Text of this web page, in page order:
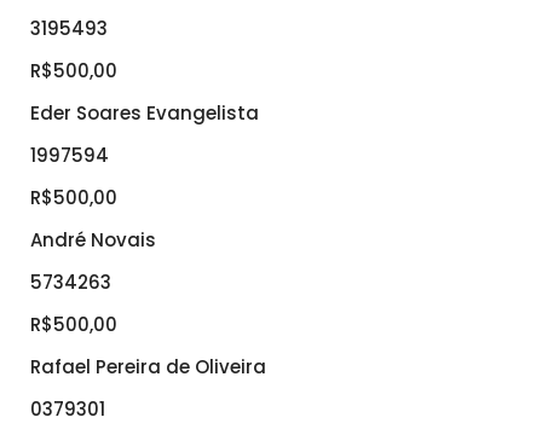
3195493
R$500,00
Eder Soares Evangelista
1997594
R$500,00
André Novais
5734263
R$500,00
Rafael Pereira de Oliveira
0379301